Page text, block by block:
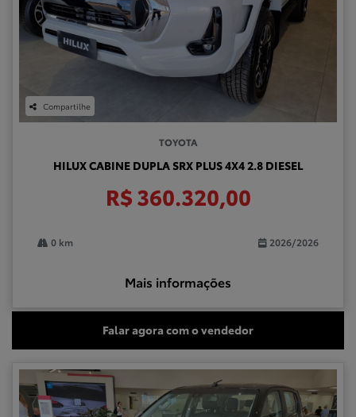
Compartilhe
TOYOTA
HILUX CABINE DUPLA SRX PLUS 4X4 2.8 DIESEL
R$ 360.320,00
0 km 2026/2026
Mais informações
Falar agora com o vendedor